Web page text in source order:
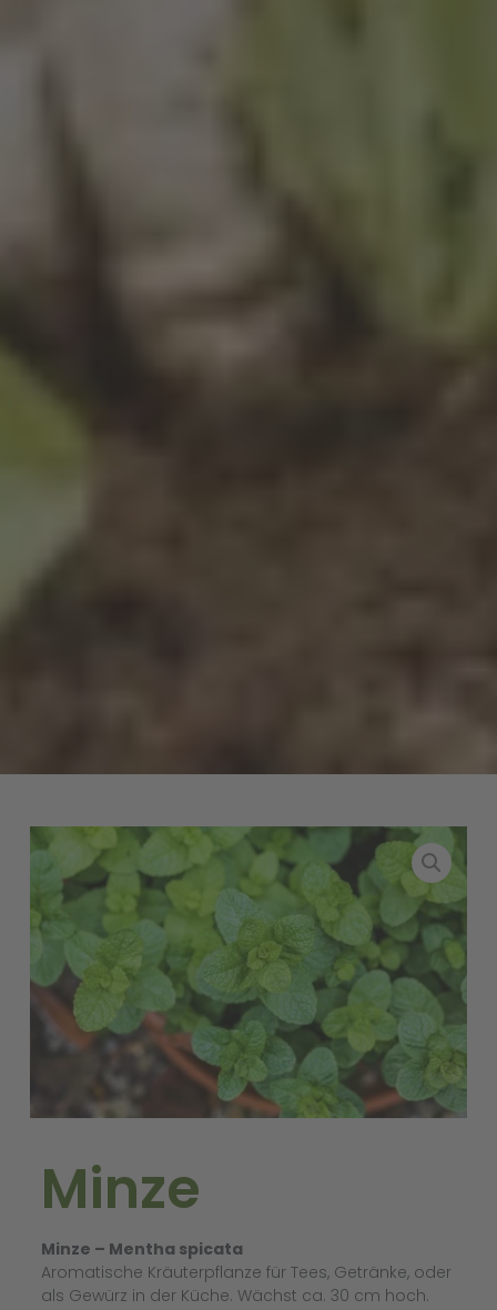
Minze
Minze – Mentha spicata
Aromatische Kräuterpflanze für Tees, Getränke, oder
als Gewürz in der Küche. Wächst ca. 30 cm hoch.